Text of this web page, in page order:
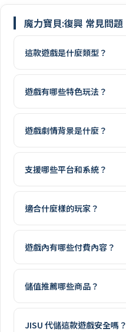
魔力寶貝:復興 常見問題
這款遊戲是什麼類型？
遊戲有哪些特色玩法？
遊戲劇情背景是什麼？
支援哪些平台和系統？
適合什麼樣的玩家？
遊戲內有哪些付費內容？
儲值推薦哪些商品？
JISU 代儲這款遊戲安全嗎？